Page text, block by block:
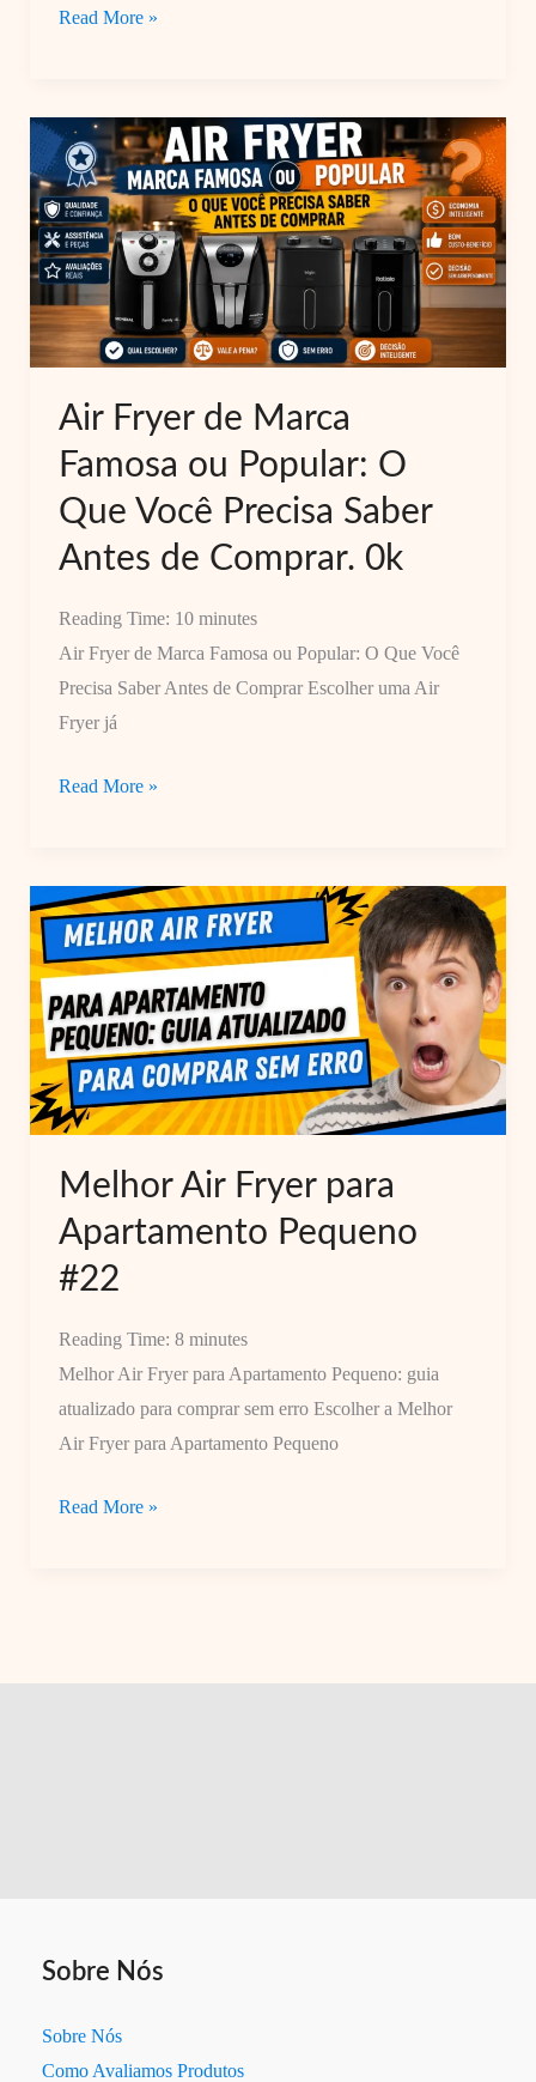
Air
Facilita
Fry
3.5L
Vale
a
Pena?
Review
Completo
com
Pontos
Fortes
e
Read More »
Air Fryer de Marca
Famosa ou Popular: O
Que Você Precisa Saber
Antes de Comprar. 0k
Reading Time: 10 minutes
Air Fryer de Marca Famosa ou Popular: O Que Você
Precisa Saber Antes de Comprar Escolher uma Air
Fryer já
Air
Marca
Famosa
ou
Popular:
O
Que
Você
Precisa
Saber
Antes
de
Comprar.
Read More »
Melhor Air Fryer para
Apartamento Pequeno
#22
Reading Time: 8 minutes
Melhor Air Fryer para Apartamento Pequeno: guia
atualizado para comprar sem erro Escolher a Melhor
Air Fryer para Apartamento Pequeno
Melhor
Pequeno
Read More »
Sobre Nós
Sobre Nós
Como Avaliamos Produtos